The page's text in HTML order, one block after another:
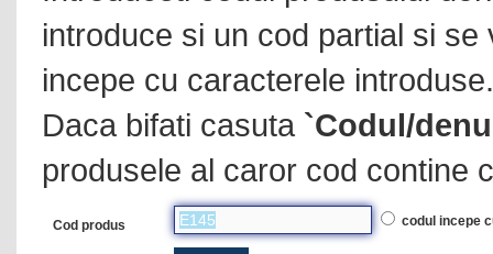
introduce si un cod partial si
incepe cu caracterele introduse.
Daca bifati casuta `Codul/
produsele al caror cod contine
Cod produs codul incepe